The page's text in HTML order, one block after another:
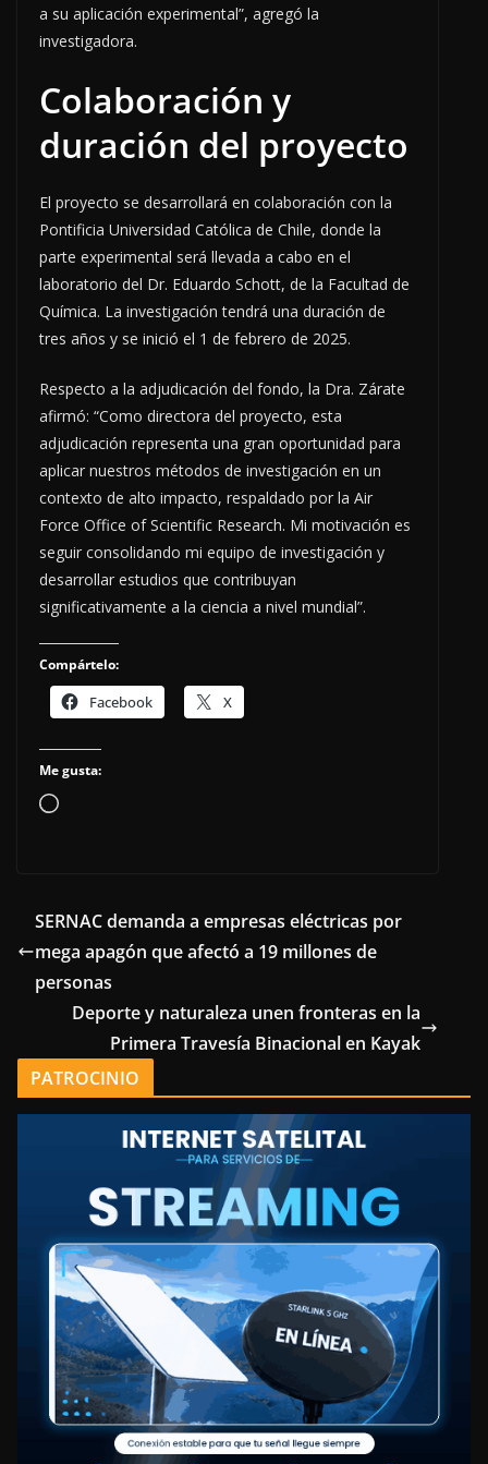
a su aplicación experimental”, agregó la
investigadora.
Colaboración y
duración del proyecto
El proyecto se desarrollará en colaboración con la
Pontificia Universidad Católica de Chile, donde la
parte experimental será llevada a cabo en el
laboratorio del Dr. Eduardo Schott, de la Facultad de
Química. La investigación tendrá una duración de
tres años y se inició el 1 de febrero de 2025.
Respecto a la adjudicación del fondo, la Dra. Zárate
afirmó: “Como directora del proyecto, esta
adjudicación representa una gran oportunidad para
aplicar nuestros métodos de investigación en un
contexto de alto impacto, respaldado por la Air
Force Office of Scientific Research. Mi motivación es
seguir consolidando mi equipo de investigación y
desarrollar estudios que contribuyan
significativamente a la ciencia a nivel mundial”.
Compártelo:
Facebook X
Me gusta:
Cargando...
SERNAC demanda a empresas eléctricas por
mega apagón que afectó a 19 millones de
personas
Deporte y naturaleza unen fronteras en la
Primera Travesía Binacional en Kayak
PATROCINIO